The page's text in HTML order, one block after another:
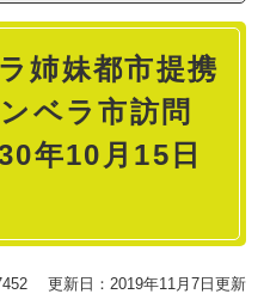
姉妹都市提携
ベラ市訪問
年10月15日
更新日：2019年11月7日更新